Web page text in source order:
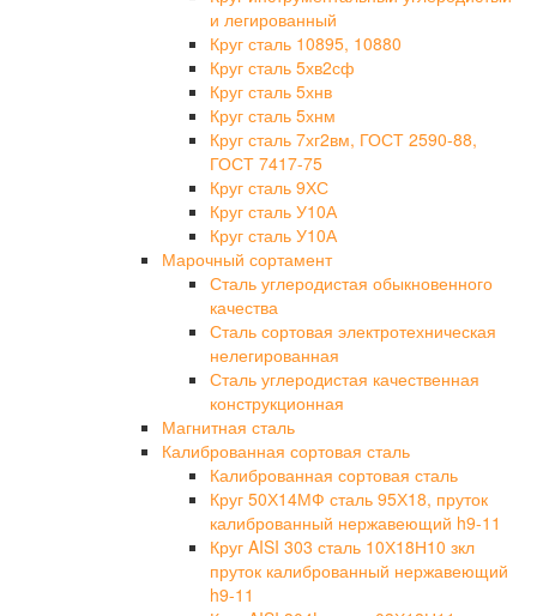
и легированный
Круг сталь 10895, 10880
Круг сталь 5хв2сф
Круг сталь 5хнв
Круг сталь 5хнм
Круг сталь 7хг2вм, ГОСТ 2590-88,
ГОСТ 7417-75
Круг сталь 9ХС
Круг сталь У10А
Круг сталь У10А
Марочный сортамент
Сталь углеродистая обыкновенного
качества
Сталь сортовая электротехническая
нелегированная
Сталь углеродистая качественная
конструкционная
Магнитная сталь
Калиброванная сортовая сталь
Калиброванная сортовая сталь
Круг 50Х14МФ сталь 95Х18, пруток
калиброванный нержавеющий h9-11
Круг AISI 303 сталь 10Х18Н10 зкл
пруток калиброванный нержавеющий
h9-11